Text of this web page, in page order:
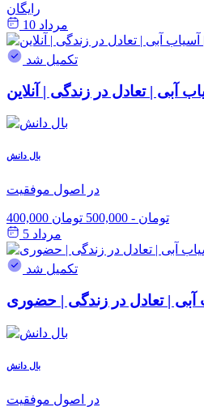
رایگان
مرداد 10
تکمیل شد
بال دانش
در اصول موفقیت
400,000 تومان - 500,000 تومان
مرداد 5
تکمیل شد
بال دانش
در اصول موفقیت